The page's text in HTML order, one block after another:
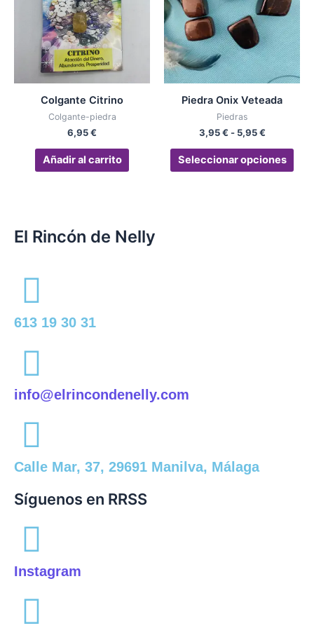
Colgante Citrino
Colgante-piedra
6,95€
Añadir al carrito
Piedra Onix Veteada
Piedras
3,95€ - 5,95€
hasta
5,95 €
Seleccionar opciones
Las
se
de
El Rincón de Nelly
613 19 30 31
info@elrincondenelly.com
Calle Mar, 37, 29691 Manilva, Málaga
Síguenos en RRSS
Instagram